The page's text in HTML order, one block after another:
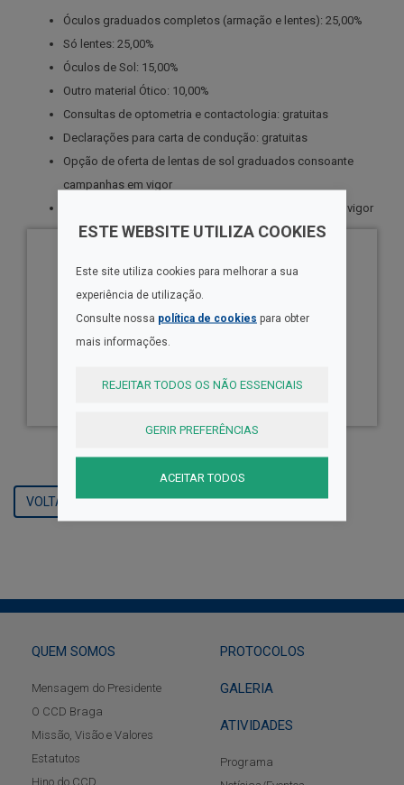
Óculos graduados completos (armação e lentes): 25,00%
Só lentes: 25,00%
Óculos de Sol: 15,00%
Outro material Ótico: 10,00%
Consultas de optometria e contactologia: gratuitas
Declarações para carta de condução: gratuitas
Opção de oferta de lentas de sol graduados consoante
campanhas em vigor
Opção de oferta do 2.º par consoante campanhas em vigor
VOLTAR
QUEM SOMOS
Mensagem do Presidente
O CCD Braga
Missão, Visão e Valores
Estatutos
Hino do CCD
PROTOCOLOS
GALERIA
ATIVIDADES
Programa
ESTE WEBSITE UTILIZA COOKIES
Este site utiliza cookies para melhorar a sua
experiência de utilização.
Consulte nossa política de cookies para obter
mais informações.
REJEITAR TODOS OS NÃO ESSENCIAIS
GERIR PREFERÊNCIAS
ACEITAR TODOS